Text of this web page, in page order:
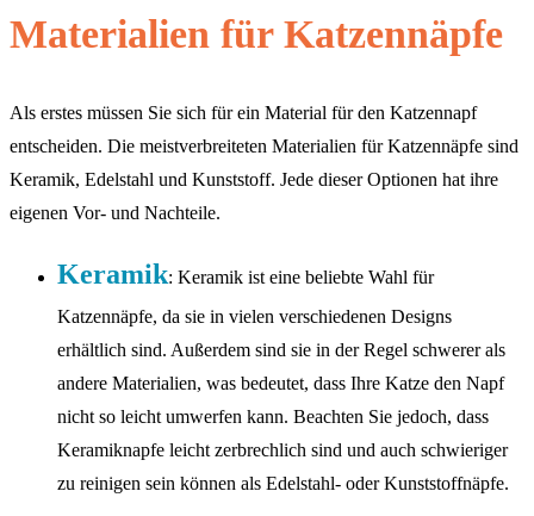
Materialien für Katzennäpfe
Als erstes müssen Sie sich für ein Material für den Katzennapf
entscheiden. Die meistverbreiteten Materialien für Katzennäpfe sind
Keramik, Edelstahl und Kunststoff. Jede dieser Optionen hat ihre
eigenen Vor- und Nachteile.
Keramik: Keramik ist eine beliebte Wahl für
Katzennäpfe, da sie in vielen verschiedenen Designs
erhältlich sind. Außerdem sind sie in der Regel schwerer als
andere Materialien, was bedeutet, dass Ihre Katze den Napf
nicht so leicht umwerfen kann. Beachten Sie jedoch, dass
Keramiknapfe leicht zerbrechlich sind und auch schwieriger
zu reinigen sein können als Edelstahl- oder Kunststoffnäpfe.